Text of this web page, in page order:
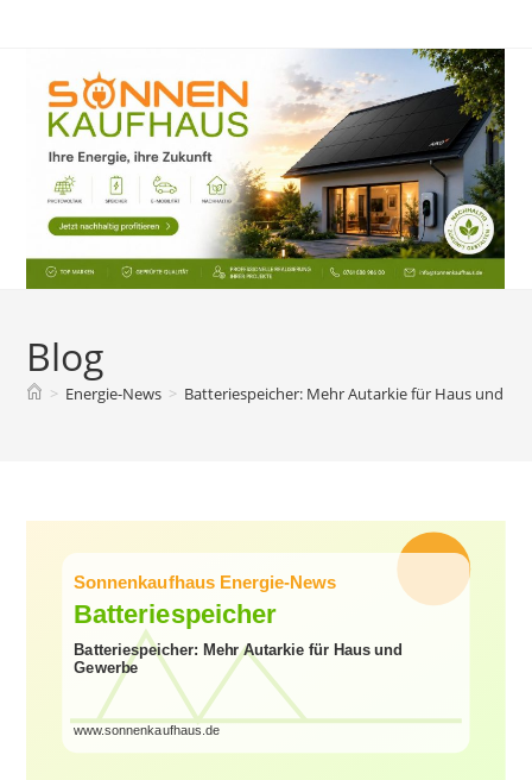
Blog
> Energie-News > Batteriespeicher: Mehr Autarkie für Haus und